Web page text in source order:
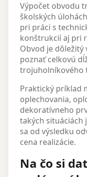
Výpočet obvodu
školských
pri práci s
konštrukcií aj pri
Obvod je
poznať celkovú
trojuholníkového
Praktický príklad
oplechovania,
dekoratívneho
takých situáciách
sa od výsledku
cena realizácie.
Na čo si